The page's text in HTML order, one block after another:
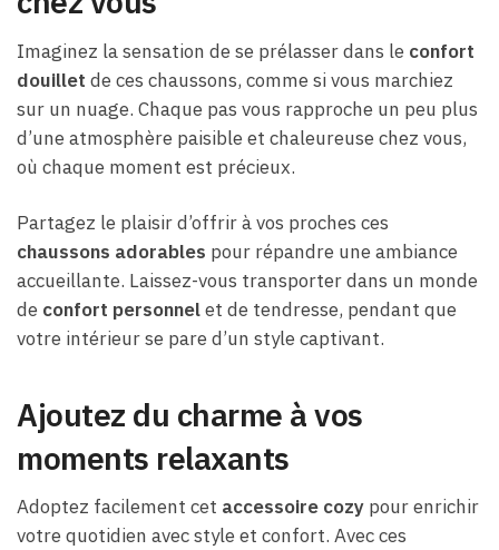
Imaginez la sensation de se prélasser dans le confort
douillet de ces chaussons, comme si vous marchiez
sur un nuage. Chaque pas vous rapproche un peu plus
d’une atmosphère paisible et chaleureuse chez vous,
où chaque moment est précieux.
Partagez le plaisir d’offrir à vos proches ces
chaussons adorables pour répandre une ambiance
accueillante. Laissez-vous transporter dans un monde
de confort personnelet de tendresse, pendant que
votre intérieur se pare d’un style captivant.
Ajoutez du charme à vos
moments relaxants
Adoptez facilement cet accessoire cozy pour enrichir
votre quotidien avec style et confort. Avec ces